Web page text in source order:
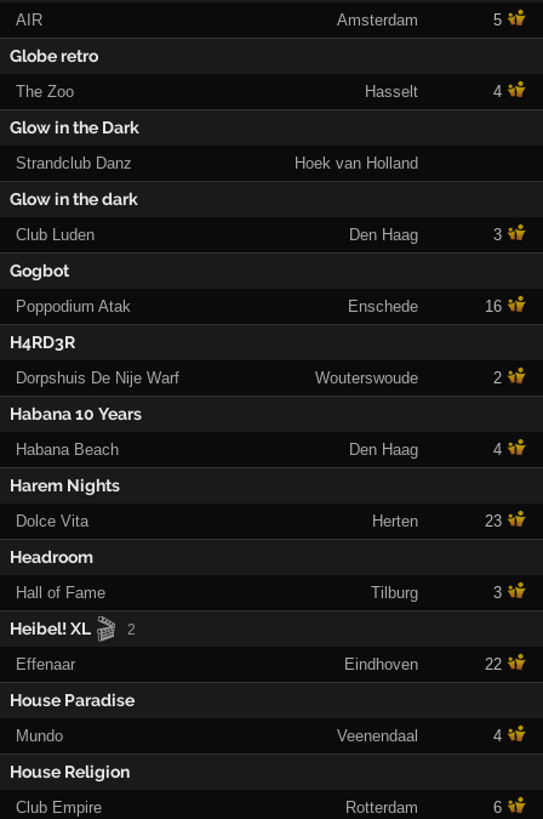
AIR Amsterdam 5
Globe retro
The Zoo Hasselt 4
Glow in the Dark
Strandclub Danz Hoek van Holland
Glow in the dark
Club Luden Den Haag 3
Gogbot
Poppodium Atak Enschede 16
H4RD3R
Dorpshuis De Nije Warf Wouterswoude 2
Habana 10 Years
Habana Beach Den Haag 4
Harem Nights
Dolce Vita Herten 23
Headroom
Hall of Fame Tilburg 3
Heibel! XL 🎬 2
Effenaar Eindhoven 22
House Paradise
Mundo Veenendaal 4
House Religion
Club Empire Rotterdam 6